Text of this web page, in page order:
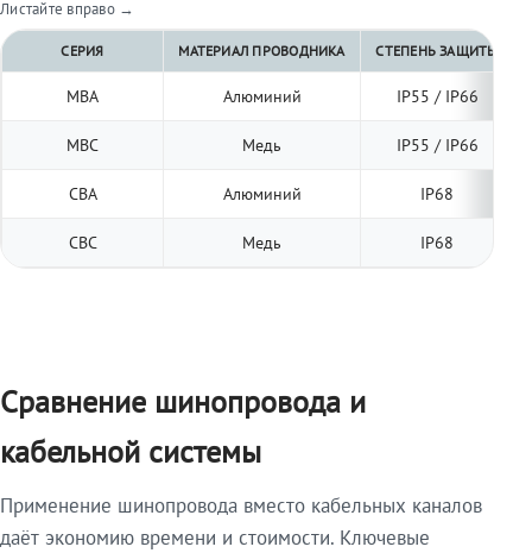
Листайте вправо →
СЕРИЯ МАТЕРИАЛ ПРОВОДНИКА СТЕПЕНЬ ЗАЩИТЫ
МВА Алюминий IP55 / IP66
МВС Медь IP55 / IP66
СВА Алюминий IP68
СВС Медь IP68
Сравнение шинопровода и
кабельной системы
Применение шинопровода вместо кабельных каналов
даёт экономию времени и стоимости. Ключевые